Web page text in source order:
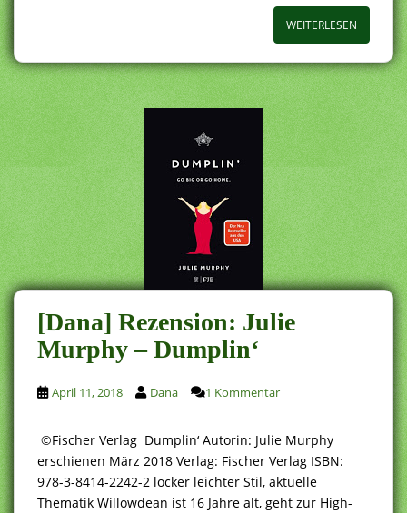
WEITERLESEN
[Dana] Rezension: Julie
Murphy – Dumplin‘
April 11, 2018 Dana 1 Kommentar
©Fischer Verlag Dumplin‘ Autorin: Julie Murphy
erschienen März 2018 Verlag: Fischer Verlag ISBN:
978-3-8414-2242-2 locker leichter Stil, aktuelle
Thematik Willowdean ist 16 Jahre alt, geht zur High-